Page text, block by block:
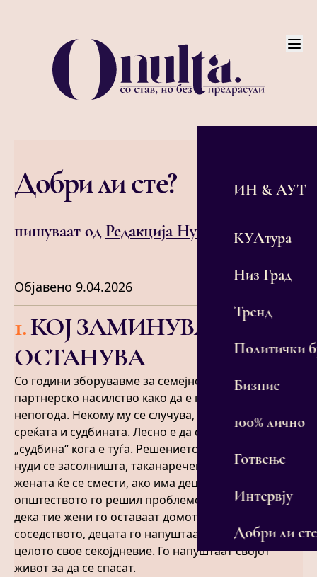
ИН & АУТ
КУЛтура
Низ Град
Тренд
Политички
Бизнис
100% лично
Готвење
Интервју
Добри ли
Добри ли сте?
пишуваат од Редакција Нулта
Објавено 9.04.2026
1.КОЈ ЗАМИНУВА, КОЈ
ОСТАНУВА
Со години зборувавме за семејното и интимното
партнерско насилство како да е природна
непогода. Некому му се случува, таква им била
среќата и судбината. Лесно е да се зборува за
„судбина“ кога е туѓа. Решението што најчесто се
нуди се засолништа, таканаречени шелтри, во кои
жената ќе се смести, ако има деца, со децата и ете
општеството го решил проблемот. Реалноста е
дека тие жени го оставаат домот, работата,
соседството, децата го напуштаат училиштето и
целото свое секојдневие. Го напуштаат својот
живот за да се спасат.